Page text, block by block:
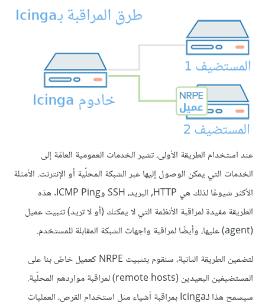
عند استخدام الطريقة الأولى، تشير الخدمات العمومية العامّة إلى
الخدمات التي يمكن الوصول إليها عبر الشبكة المحلّية أو الإنترنت. الأمثلة
الأكثر شيوعًا لذلك هي HTTP, البريد، SSH وICMP Ping. هذه
الطريقة مفيدة لمراقبة الأنظمة التي لا يمكنك (أو لا تريد) تثبيت عميل
(agent) عليها، وأيضًا لمراقبة واجهات الشبكة المقابلة للمستخدم.
لتضمين الطريقة الثانية، سنقوم بتثبيت NRPE كعميل خاصّ بنا على
المستضيفين البعيدين (remote hosts) لمراقبة مواردهم المحلّية.
سيسمح هذا لـIcinga بمراقبة أشياء مثل استخدام القرص، العمليات